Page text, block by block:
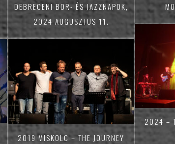
DEBRECENI BOR- ÉS JAZZNAPOK,
2024 AUGUSZTUS 11.
2024 –
2019 MISKOLC – THE JOURNEY